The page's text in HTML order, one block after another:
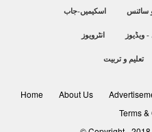
اسکیمیں-جاب
ویڈیوز انٹرویوز
تعلیم و تربیت
Home About Us
Terms